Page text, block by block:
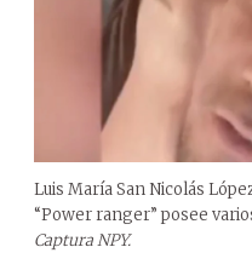
Luis María San Nicolás
“Power ranger” posee
Captura NPY.